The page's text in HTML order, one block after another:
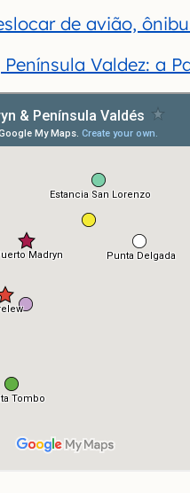
de avião,
Valdez: a